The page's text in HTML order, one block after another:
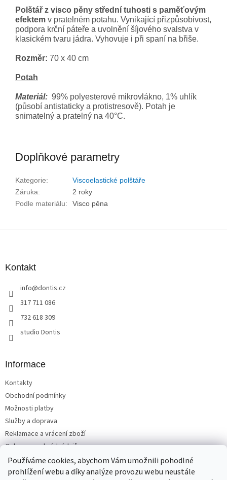
Používáme cookies, abychom Vám umožnili pohodlné
prohlížení webu a díky analýze provozu webu neustále
Polštář z visco pěny střední tuhosti s paměťovým
efektem v pratelném potahu. Vynikající přizpůsobivost,
podpora krční páteře a uvolnění šíjového svalstva v
klasickém tvaru jádra. Vyhovuje i při spaní na břiše.
Rozměr: 70 x 40 cm
Potah
Materiál: 99% polyesterové mikrovlákno, 1% uhlík
(působí antistaticky a protistresově). Potah je
snimatelný a pratelný na 40°C.
Doplňkové parametry
Kategorie:
Viscoelastické polštáře
Záruka:
2 roky
Podle materiálu: Visco pěna
Kontakt
info@dontis.cz
317 711 086
732 618 309
studio Dontis
Informace
Kontakty
Obchodní podmínky
Možnosti platby
Služby a doprava
Reklamace a vrácení zboží
Ochrana osobních údajů